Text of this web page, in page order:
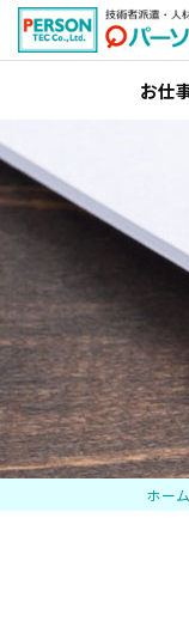
お仕
ホーム